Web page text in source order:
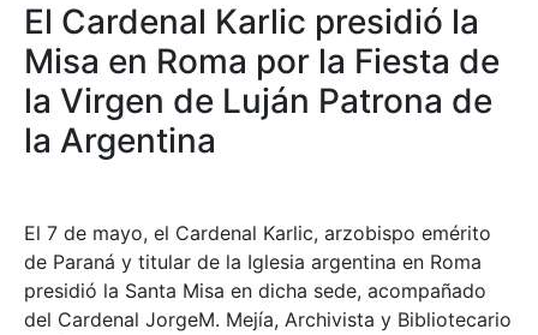
El Cardenal Karlic presidió la
Misa en Roma por la Fiesta de
la Virgen de Luján Patrona de
la Argentina
El 7 de mayo, el Cardenal Karlic, arzobispo emérito
de Paraná y titular de la Iglesia argentina en Roma
presidió la Santa Misa en dicha sede, acompañado
del Cardenal JorgeM. Mejía, Archivista y Bibliotecario